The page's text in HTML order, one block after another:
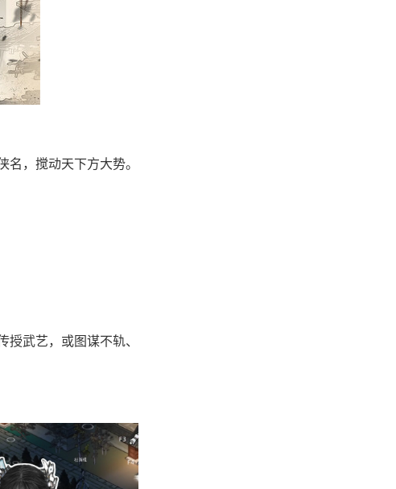
，搅动天下方大势。
武艺，或图谋不轨、